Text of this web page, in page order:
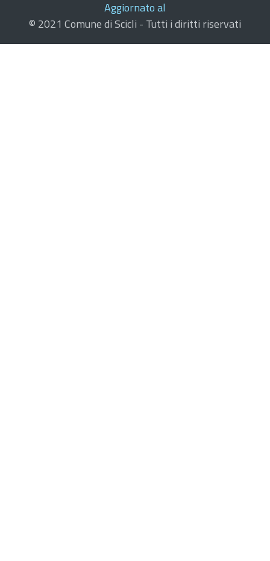
Aggiornato al
© 2021 Comune di Scicli - Tutti i diritti riservati